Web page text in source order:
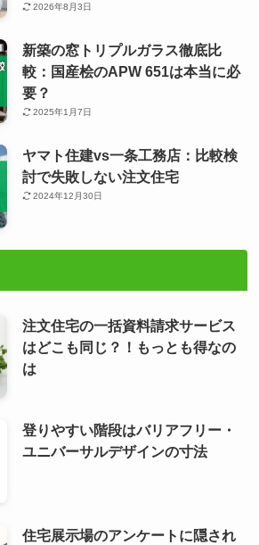
2026年8月3日
新築の窓トリプルガラス徹底比
較：国産桧のAPW 651は本当に必
要？
2025年1月7日
ヤマト住建vs一条工務店：比較検
討で失敗しない注文住宅
2024年12月30日
注文住宅の一括資料請求サービス
はどこも同じ？！もっとも得なの
は
登りやすい階段はバリアフリー・
ユニバーサルデザインの寸法
住宅展示場のアンケートに隠され